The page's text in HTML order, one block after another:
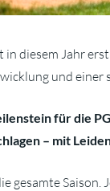
diesem Jahr
und einer
für die
– mit
gesamte